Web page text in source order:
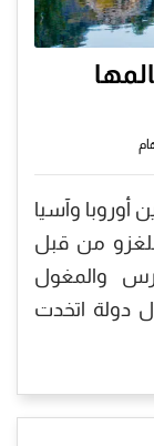
أوروبا وآسيا
من قبل
والمغول
دولة اتخدت